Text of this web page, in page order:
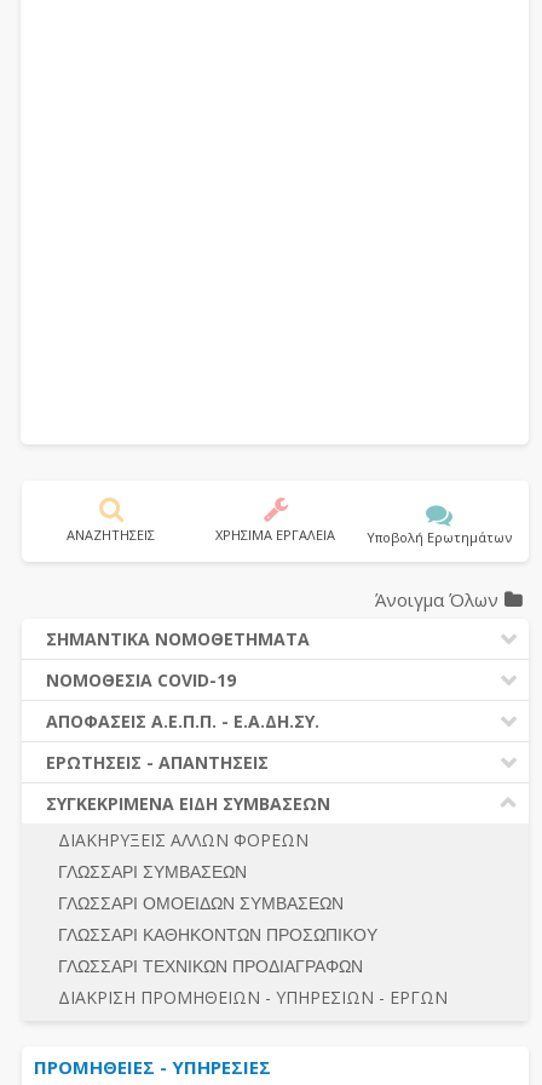
ΑΝΑΖΗΤΗΣΕΙΣ ΧΡΗΣΙΜΑ ΕΡΓΑΛΕΙΑ Υποβολή Ερωτημάτων
Άνοιγμα Όλων
ΣΗΜΑΝΤΙΚΑ ΝΟΜΟΘΕΤΗΜΑΤΑ
ΔΗΜΟΣΙΕΣ ΣΥΜΒΑΣΕΙΣ (Ν. 4412/2016)
ΔΗΜΟΤΙΚΟΣ ΚΩΔΙΚΑΣ (Ν.3463/2006)
ΚΑΛΛΙΚΡΑΤΗΣ (Ν.3852/2010)
ΝΟΜΟΘΕΣΙΑ - ΝΟΜΟΛΟΓΙΑ (ΣΥΝΟΛΟ)
ΝΟΜΟΘΕΣΙΑ COVID-19
ΝΟΜΟΘΕΣΙΑ - ΝΟΜΟΛΟΓΙΑ COVID -19
ΕΡΩΤΗΣΕΙΣ - ΑΠΑΝΤΗΣΕΙΣ
ΑΠΟΦΑΣΕΙΣ Α.Ε.Π.Π. - Ε.Α.ΔΗ.ΣΥ.
ΠΡΟΔΙΚΑΣΤΙΚΗ ΠΡΟΣΦΥΓΗ
ΓΕΝΙΚΟΙ ΚΑΝΟΝΕΣ
ΔΙΚΑΙΟΥΜΕΝΟΙ ΣΥΜΜΕΤΟΧΗΣ
ΠΡΟΣΦΟΡΕΣ – ΔΙΚΑΙΟΛΟΓΗΤΙΚΑ ΣΥΜΜΕΤΟΧΗΣ
ΔΙΕΞΑΓΩΓΗ ΔΙΑΔΙΚΑΣΙΑΣ
ΕΣΗΔΗΣ – ΚΗΜΔΗΣ
ΠΕΡΙΛΗΨΕΙΣ ΑΠΟΦΑΣΕΩΝ Α.Ε.Π.Π. - Ε.Α.ΔΗ.ΣΥ.
ΣΥΝΟΛΟ
ΕΡΩΤΗΣΕΙΣ - ΑΠΑΝΤΗΣΕΙΣ
Ν. 4782/2021 - ΤΡΟΠΟΠΟΙΗΣΗ 4412/2016
ΔΙΕΞΑΓΩΓΗ ΔΙΑΔΙΚΑΣΙΑΣ
ΔΙΑΔΙΚΑΣΙΕΣ ΑΝΑΘΕΣΗΣ
ΓΕΝΙΚΟΙ ΚΑΝΟΝΕΣ
ΠΡΟΕΤΟΙΜΑΣΙΑ - ΔΗΜΟΣΙΟΤΗΤΑ
ΛΟΓΟΙ ΑΠΟΚΛΕΙΣΜΟΥ-ΔΙΚΑΙΟΥΜΕΝΟΙ ΣΥΜΜΕΤΟΧΗΣ
ΠΡΟΣΦΟΡΕΣ - ΔΙΚΑΙΟΛΟΓΗΤΙΚΑ ΣΥΜΜΕΤΟΧΗΣ
ΣΥΓΚΕΚΡΙΜΕΝΑ ΕΙΔΗ ΣΥΜΒΑΣΕΩΝ
ΔΙΑΚΗΡΥΞΕΙΣ ΑΛΛΩΝ ΦΟΡΕΩΝ
ΓΛΩΣΣΑΡΙ ΣΥΜΒΑΣΕΩΝ
ΓΛΩΣΣΑΡΙ ΟΜΟΕΙΔΩΝ ΣΥΜΒΑΣΕΩΝ
ΓΛΩΣΣΑΡΙ ΚΑΘΗΚΟΝΤΩΝ ΠΡΟΣΩΠΙΚΟΥ
ΓΛΩΣΣΑΡΙ ΤΕΧΝΙΚΩΝ ΠΡΟΔΙΑΓΡΑΦΩΝ
ΔΙΑΚΡΙΣΗ ΠΡΟΜΗΘΕΙΩΝ - ΥΠΗΡΕΣΙΩΝ - ΕΡΓΩΝ
ΠΡΟΜΗΘΕΙΕΣ - ΥΠΗΡΕΣΙΕΣ